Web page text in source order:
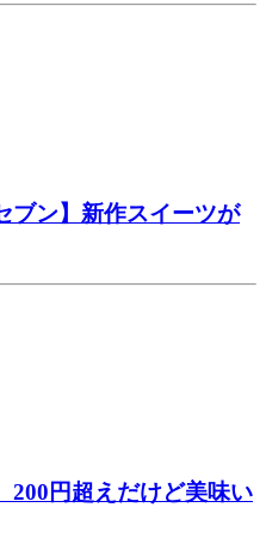
ン】新作スイーツが
200円超えだけど美味い